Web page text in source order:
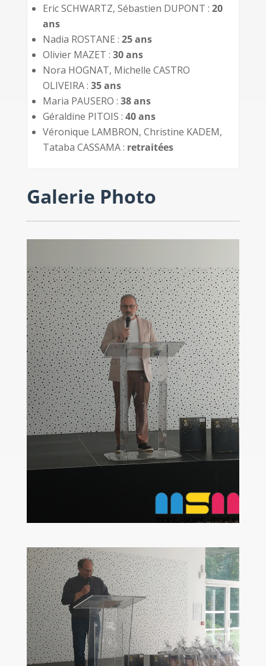
Eric SCHWARTZ, Sébastien DUPONT : 20
ans
Nadia ROSTANE : 25 ans
Olivier MAZET : 30 ans
Nora HOGNAT, Michelle CASTRO
OLIVEIRA : 35 ans
Maria PAUSERO : 38 ans
Géraldine PITOIS : 40 ans
Véronique LAMBRON, Christine KADEM,
Tataba CASSAMA : retraitées
Galerie Photo